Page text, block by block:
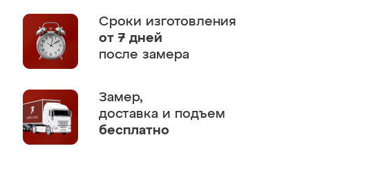
Сроки изготовления
от 7 дней
после замера
Замер,
доставка и подъем
бесплатно